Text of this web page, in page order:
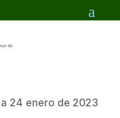
a 24 enero de 2023